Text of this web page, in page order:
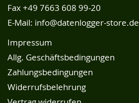
Fax +49 7663 608 99-20
E-Mail: info@datenlogger-store.de
Impressum
Allg. Geschäftsbedingungen
Zahlungsbedingungen
Widerrufsbelehrung